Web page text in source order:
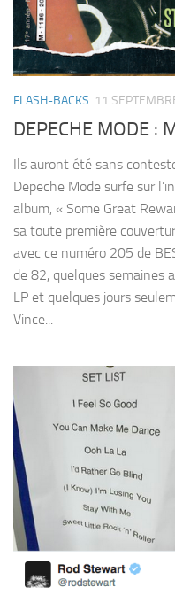
FLASH-BACKS 11
DEPECHE MODE :
Ils auront été sans
Depeche Mode surfe sur
album, « Some Great
sa toute première
avec ce numéro 205 de
de 82, quelques semaines
LP et quelques jours
Vince...